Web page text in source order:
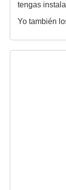
tengas
Yo también